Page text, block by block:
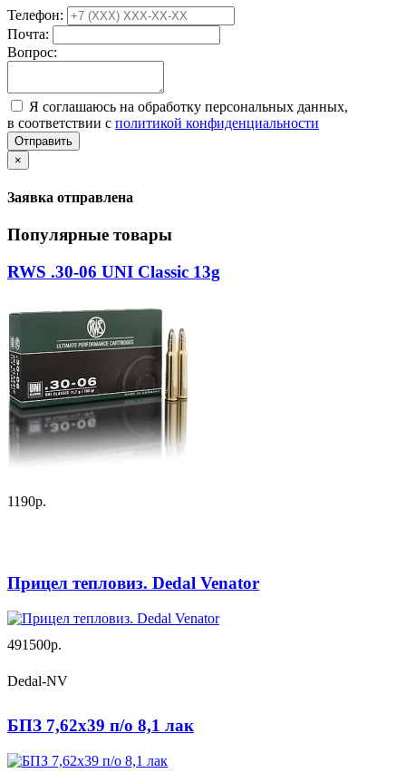
Телефон:
Почта:
Вопрос:
Я соглашаюсь на обработку персональных данных,
в соответствии с политикой конфиденциальности
Отправить
×
Заявка отправлена
Популярные товары
RWS .30-06 UNI Classic 13g
1190р.
Прицел тепловиз. Dedal Venator
491500р.
Dedal-NV
БПЗ 7,62х39 п/о 8,1 лак